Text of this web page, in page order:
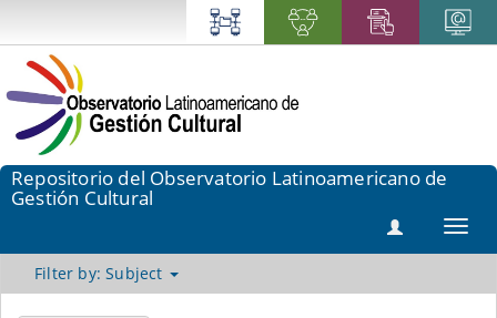
Repositorio del Observatorio Latinoamericano de
Gestión Cultural
Filter by: Subject